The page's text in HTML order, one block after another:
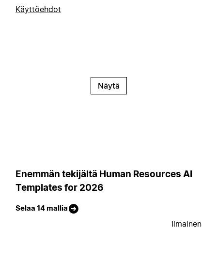
Käyttöehdot
Näytä
Enemmän tekijältä Human Resources AI
Templates for 2026
Selaa 14 mallia
Ilmainen